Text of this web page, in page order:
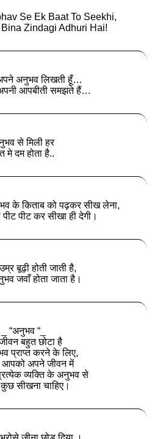
Se Ek Baat To Seekhi,
Zindagi Adhuri Hai!
अनुभव लिखती हूँ…
आपबीती समझते हैं…
से मिली हर
मे दम होता है..
के किताब को पढ़कर सीख लेना,
पीट पीट कर सीखा ही देगी।
बूढ़ी होती जाती है,
जवाँ होता जाता है।
_ “अनुभव “_
बहुत छोटा है
प्राप्त करने के लिए,
आपको अपने जीवन में
व्यक्ति के अनुभव से
सीखना चाहिए।